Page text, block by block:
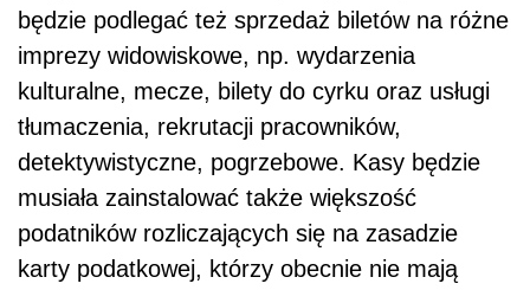
będzie podlegać też sprzedaż biletów na różne
imprezy widowiskowe, np. wydarzenia
kulturalne, mecze, bilety do cyrku oraz usługi
tłumaczenia, rekrutacji pracowników,
detektywistyczne, pogrzebowe. Kasy będzie
musiała zainstalować także większość
podatników rozliczających się na zasadzie
karty podatkowej, którzy obecnie nie mają